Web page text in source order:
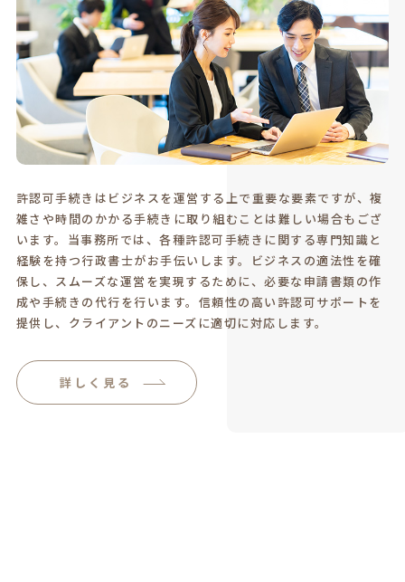
許認可手続きはビジネスを運営する上で重要な要素ですが、複
雑さや時間のかかる手続きに取り組むことは難しい場合もござ
います。当事務所では、各種許認可手続きに関する専門知識と
経験を持つ行政書士がお手伝いします。ビジネスの適法性を確
保し、スムーズな運営を実現するために、必要な申請書類の作
成や手続きの代行を行います。信頼性の高い許認可サポートを
提供し、クライアントのニーズに適切に対応します。
詳しく見る